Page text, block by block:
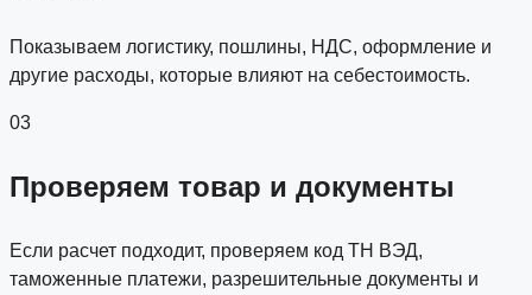
Показываем логистику, пошлины, НДС, оформление и
другие расходы, которые влияют на себестоимость.
03
Проверяем товар и документы
Если расчет подходит, проверяем код ТН ВЭД,
таможенные платежи, разрешительные документы и